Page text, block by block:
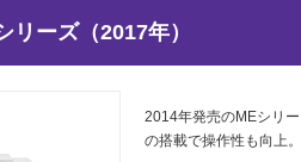
リーズ（2017年）
2014年発売のMEシリ
の搭載で操作性も向上